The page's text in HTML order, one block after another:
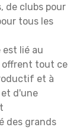
de clubs pour
tous les
est lié au
offrent tout ce
et à
et d'une
des grands